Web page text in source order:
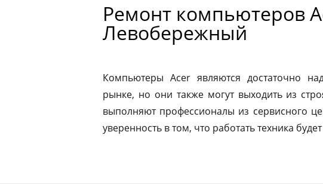
Ремонт компьютеров
Левобережный
Компьютеры Acer являются достаточно
рынке, но они также могут выходить из
выполняют профессионалы из сервисного
уверенность в том, что работать техника